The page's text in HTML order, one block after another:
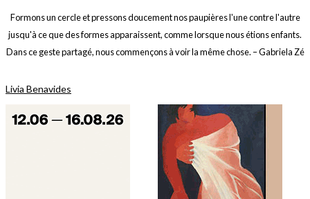
Formons un cercle et pressons doucement nos paupières l'une contre l'autre
jusqu'à ce que des formes apparaissent, comme lorsque nous étions enfants.
Dans ce geste partagé, nous commençons à voir la même chose. – Gabriela Zé
Livia Benavides